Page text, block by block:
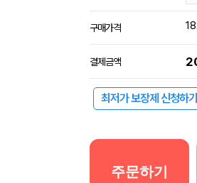
구매가격
결제금액
최저가 보장제 신청하기
주문하기